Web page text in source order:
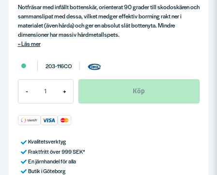
Notfräsar med infällt bottenskär, orienterat 90 grader till skodoskären och
sammanslipat med dessa, vilket medger effektiv borrning rakt ner i
materialet (även hårda) och ger en absolut slät bottenyta. Mindre
dimensioner har massiv hårdmetallspets.
Läs mer
203-116CO
- + Köp
Kvalitetsverktyg
Fraktfritt över 999 SEK*
En järnhandel för alla
Butik i Göteborg